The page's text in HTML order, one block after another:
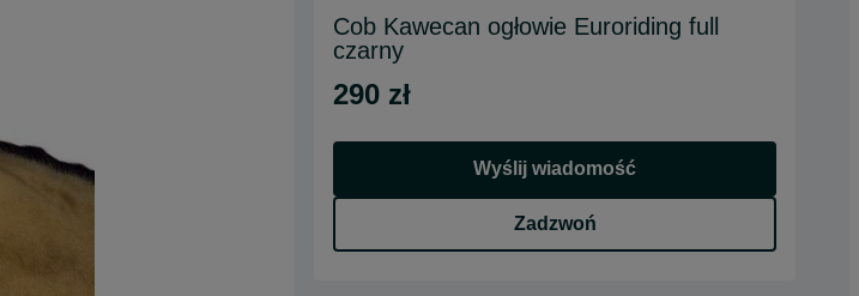
Cob Kawecan ogłowie Euroriding full
czarny
290 zł
Wyślij wiadomość
Zadzwoń